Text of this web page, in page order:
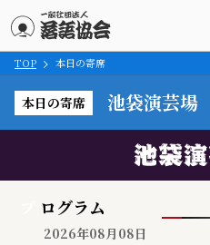
メインコンテンツにスキップ
TOP 本日の寄席
本日の寄席 池袋演芸場
ログラム
2026年08月08日